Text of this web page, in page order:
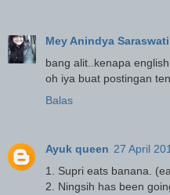
Mey Anindya Saraswati
bang alit..kenapa
oh iya buat postingan
Balas
Ayuk queen 27 April
1. Supri eats banana.
2. Ningsih has been